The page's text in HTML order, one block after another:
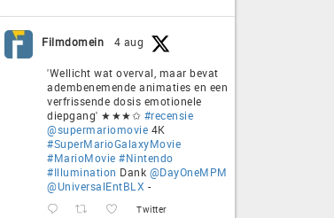
Filmdomein 4 aug
'Wellicht wat overval, maar bevat
adembenemende animaties en een
verfrissende dosis emotionele
diepgang' ★★★✩ #recensie
@supermariomovie 4K
#SuperMarioGalaxyMovie
#MarioMovie #Nintendo
#Illumination Dank @DayOneMPM
@UniversalEntBLX -
Twitter